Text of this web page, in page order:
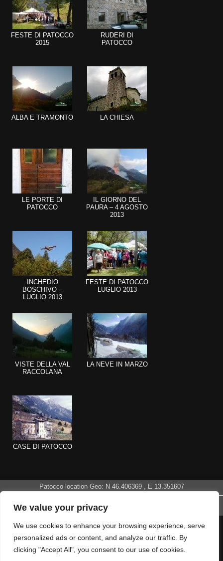
We value your privacy
We use cookies to enhance your browsing experience, serve
personalized ads or content, and analyze our traffic. By
clicking "Accept All", you consent to our use of cookies.
FESTE DI PATOCCO
2015
RUDERI DI
PATOCCO
ALBA E TRAMONTO LA CHIESA
LE PORTE DI
PATOCCO
IL GIORNO DEL
PAURA – 4 AGOSTO
2013
INCHEDIO
BOSCHIVO –
LUGLIO 2013
FESTE DI PATOCCO
LUGLIO 2013
VISTE DELLA VAL
RACCOLANA
LA NEVE IN MARZO
CASE DI PATOCCO
Patocco location Geo: N 46.406369, E 13.351607
Italy